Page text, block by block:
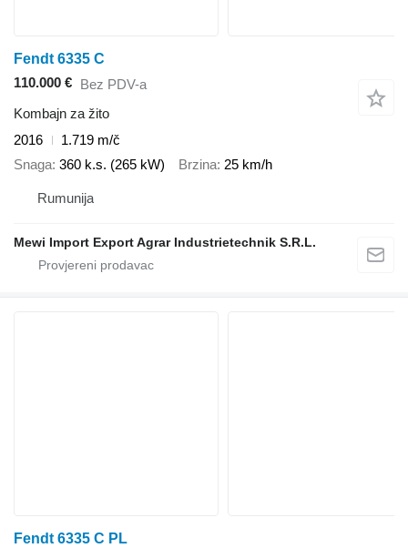
Fendt 6335 C
110.000 € Bez PDV-a
Kombajn za žito
2016
1.719 m/č
Snaga 360 k.s. (265 kW) Brzina 25 km/h
Rumunija
Mewi Import Export Agrar Industrietechnik S.R.L.
Fendt 6335 C PL